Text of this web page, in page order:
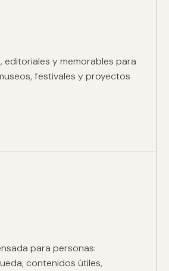
editoriales y memorables para
festivales y proyectos
para personas:
contenidos útiles,